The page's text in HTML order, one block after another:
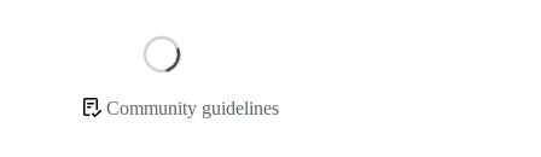
Community guidelines